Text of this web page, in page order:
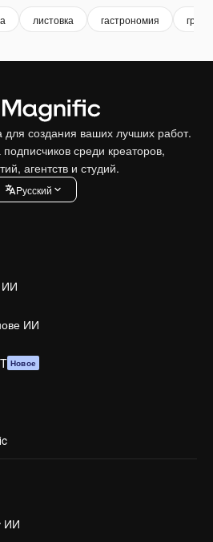
листовка гастрономия гриль
создания ваших лучших работ.
среди креаторов,
агентств и студий.
Pусский
ИИ
ИИ
Новое
ИИ